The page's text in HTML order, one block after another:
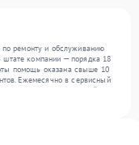
ремонту и обслуживанию
компании — порядка 18
помощь оказана свыше 10
Ежемесячно в сервисный
устраняем поломки любой
благодаря использованию